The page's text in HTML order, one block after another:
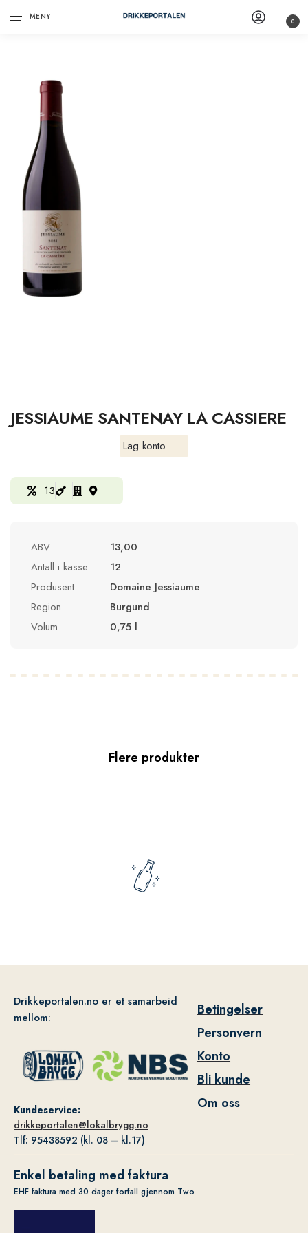
MENY 0
JESSIAUME SANTENAY LA CASSIERE
Lag konto
13
ABV
13,00
Antall i kasse
12
Produsent
Domaine Jessiaume
Region
Burgund
Volum
0,75 l
Flere produkter
Drikkeportalen.no er et samarbeid
mellom:
Kundeservice:
drikkeportalen@lokalbrygg.no
Tlf: 95438592 (kl. 08 – kl.17)
Betingelser
Personvern
Konto
Bli kunde
Om oss
Enkel betaling med faktura
EHF faktura med 30 dager forfall gjennom Two.